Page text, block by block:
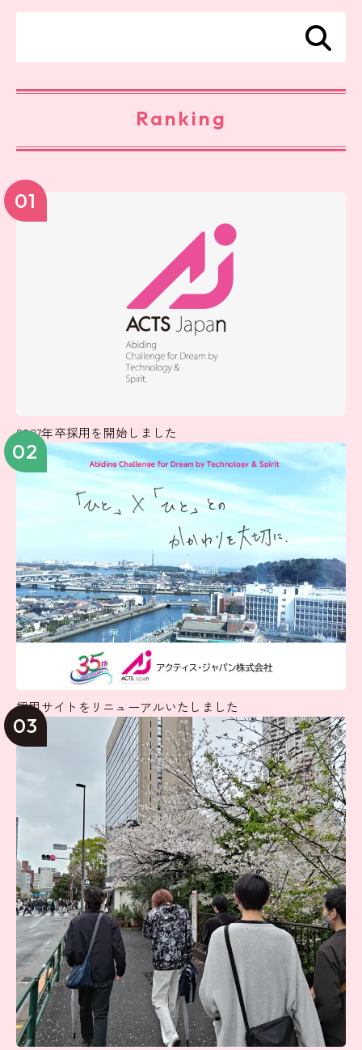
Ranking
01
2027年卒採用を開始しました
02
採用サイトをリニューアルいたしました
03